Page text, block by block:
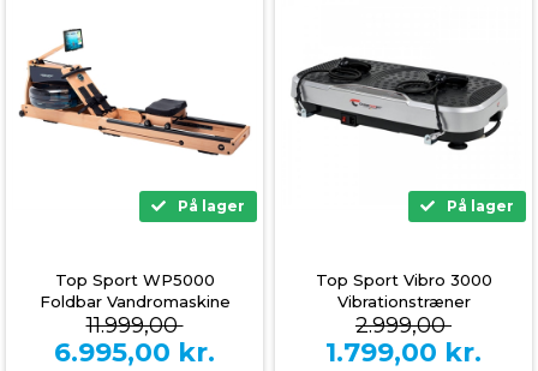
På lager
Top Sport WP5000
Foldbar Vandromaskine
11.999,00
6.995,00 kr.
På lager
Top Sport Vibro 3000
Vibrationstræner
2.999,00
1.799,00 kr.